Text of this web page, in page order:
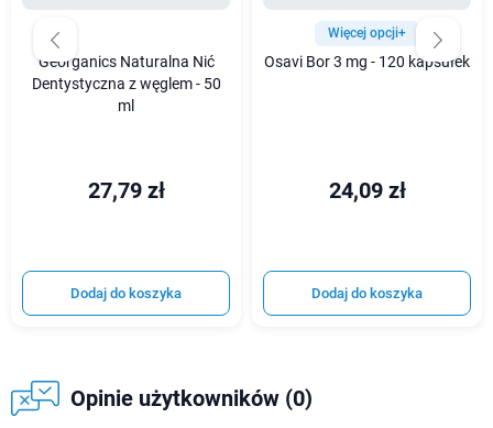
Georganics Naturalna Nić
Dentystyczna z węglem - 50
ml
27,79 zł
Dodaj do koszyka
Więcej opcji+
Osavi Bor 3 mg - 120 kapsułek
24,09 zł
Dodaj do koszyka
Opinie użytkowników (0)